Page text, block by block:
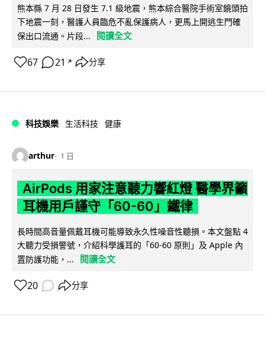
熊本縣 7 月 28 日發生 7.1 級地震，熊本綜合醫院手術室鏡頭拍
下地震一刻，醫護人員臨危不亂保護病人，更馬上開逃生門確
保出口流通。片段...
閱讀全文
67 21 ↗ 分享
科技娛樂 生活科技 健康
arthur 1 日
AirPods 用家注意聽力響紅燈 醫學界籲
耳機用戶謹守「60-60」鐵律
長時間高音量佩戴耳機可能導致永久性噪音性聽損。本文盤點 4
大聽力受損警號，介紹科學護耳的「60-60 原則」及 Apple 內
置防護功能，...
閱讀全文
20 分享